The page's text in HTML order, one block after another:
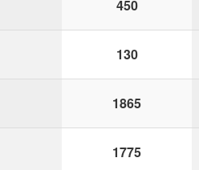
450
130
1865
1775